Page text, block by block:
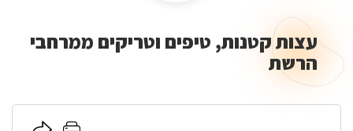
עצות קטנות, טיפים וטריקים ממרחבי
הרשת